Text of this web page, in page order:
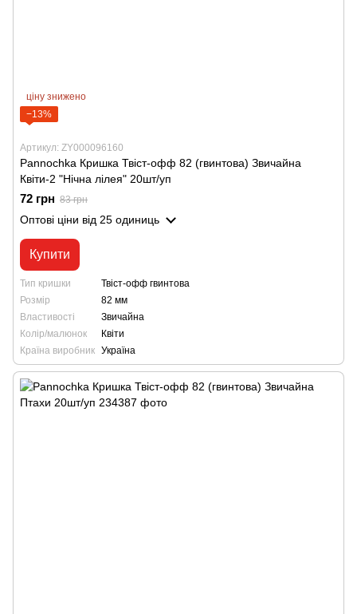
ціну знижено
−13%
Артикул: ZY000096160
Pannochka Кришка Твіст-офф 82 (гвинтова) Звичайна
Квіти-2 "Нічна лілея" 20шт/уп
72 грн 83 грн
Оптові ціни від 25 одиниць
Купити
Тип кришки
Твіст-офф гвинтова
Розмір
82 мм
Властивості
Звичайна
Колір/малюнок
Квіти
Країна виробник Україна